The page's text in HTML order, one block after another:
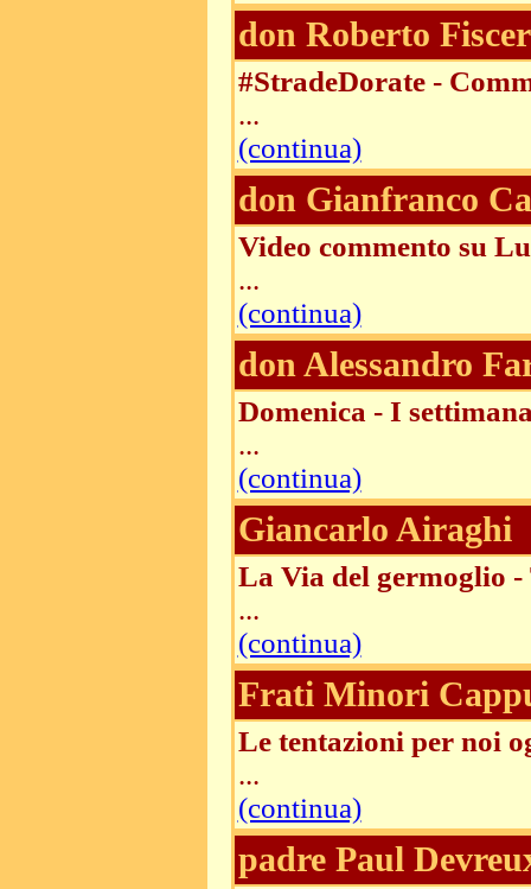
don Roberto Fiscer
#StradeDorate -
...
(continua)
don Gianfranco
Video commento su
...
(continua)
don Alessandro
Domenica - I
...
(continua)
Giancarlo Airaghi
La Via del germoglio
...
(continua)
Frati Minori
Le tentazioni per noi
...
(continua)
padre Paul